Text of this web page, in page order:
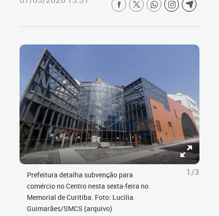
Prefeitura detalha subvenção para
comércio no Centro nesta sexta-feira no
Memorial de Curitiba. Foto: Lucilia
Guimarães/SMCS (arquivo)
1/3